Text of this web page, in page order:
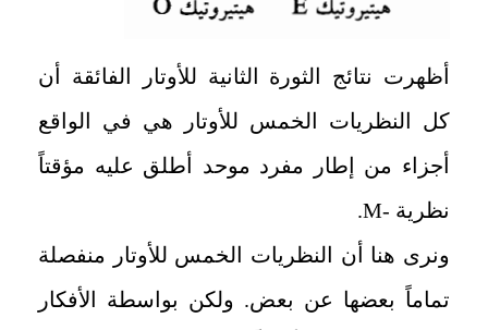
أظهرت نتائج الثورة الثانية للأوتار الفائقة أن
كل النظريات الخمس للأوتار هي في الواقع
أجزاء من إطار مفرد موحد أطلق عليه مؤقتاً
نظرية -M
.
ونرى هنا أن النظريات الخمس للأوتار منفصلة
تماماً بعضها عن بعض. ولكن بواسطة الأفكار